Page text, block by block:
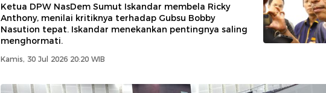
Ketua DPW NasDem Sumut Iskandar membela Ricky
Anthony, menilai kritiknya terhadap Gubsu Bobby
Nasution tepat. Iskandar menekankan pentingnya saling
menghormati.
Kamis, 30 Jul 2026 20:20 WIB